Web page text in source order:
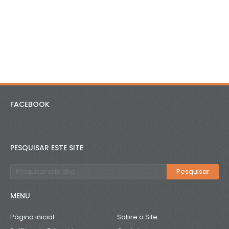
FACEBOOK
PESQUISAR ESTE SITE
MENU
Página inicial
Sobre o Site